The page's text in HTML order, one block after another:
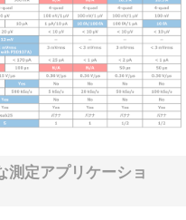
測定アプリケーショ